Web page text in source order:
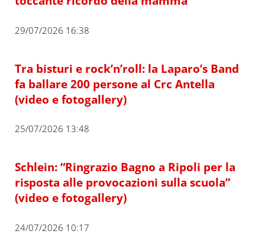
29/07/2026 16:38
Tra bisturi e rock’n’roll: la Laparo’s Band
fa ballare 200 persone al Crc Antella
(video e fotogallery)
25/07/2026 13:48
Schlein: “Ringrazio Bagno a Ripoli per la
risposta alle provocazioni sulla scuola”
(video e fotogallery)
24/07/2026 10:17